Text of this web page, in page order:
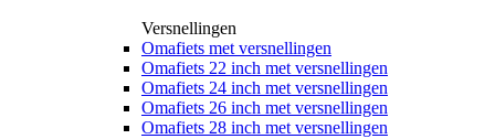
Versnellingen
Omafiets met versnellingen
Omafiets 22 inch met versnellingen
Omafiets 24 inch met versnellingen
Omafiets 26 inch met versnellingen
Omafiets 28 inch met versnellingen